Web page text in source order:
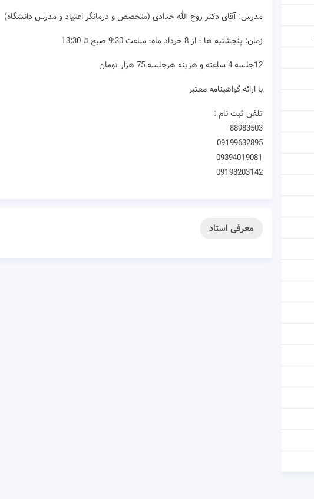
مدرس: آقای دکتر روح الله حدادی (متخصص و درمانگر اعتیاد و مدرس دانشگاه)
زمان: پنجشنبه ها ؛ از 8 خرداد ماه؛ ساعت 9:30 صبح تا 13:30
12جلسه 4 ساعته و هزینه هرجلسه 75 هزار تومان
با ارائه گواهینامه معتبر
تلفن ثبت نام :
88983503
09199632895
09394019081
09198203142
معرفی استاد